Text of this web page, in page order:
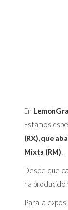
En
Estamos
(RX), que
Mixta (RM).
Desde que
ha producido
Para la